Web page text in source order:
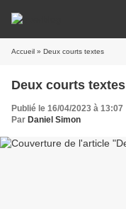
Accueil » Deux courts textes
Deux courts textes
Publié le 16/04/2023 à 13:07
Par Daniel Simon